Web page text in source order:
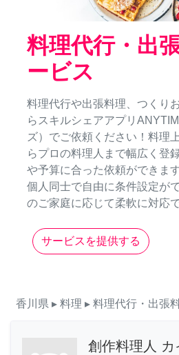
料理代行・出
ービス
料理代行や出張料理、つくり
らスキルシェアアプリ
ズ）でご依頼ください！料理
らプロの料理人まで幅広く登
や予算に合った依頼ができま
個人同士で自由に条件設定が
のご家庭に応じて柔軟に対応
サービスを提供する
香川県 ▸ 料理 ▸ 料理代行・出張
創作料理人 カ